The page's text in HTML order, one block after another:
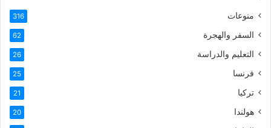
منوعات 316
السفر والهجرة 62
التعليم والدراسة 26
فرنسا 25
تركيا 21
هولندا 20